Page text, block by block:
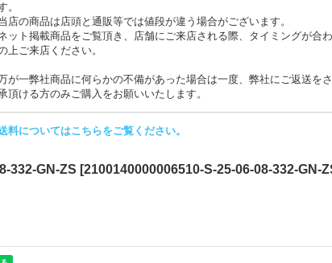
。
店の商品は店頭と通販等では値段が違う場合がございます。
ット掲載商品をご覧頂き、店舗にご来店される際、タイミングが合
上ご来店ください。
が一弊社商品に何らかの不備があった場合は一度、弊社にご返送を
頂ける方のみご購入をお願いいたします。
料についてはこちらをご覧ください。
332-GN-ZS [2100140000006510-S-25-06-08-332-GN-